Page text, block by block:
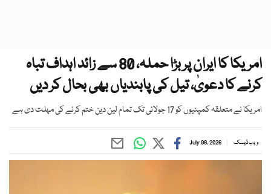
امریکا کا ایران پر بڑا حملہ، 80 سے زائد اہداف تباہ
کرنے کا دعویٰ، تیل کی پابندیاں بھی بحال کر دیں
امریکا نے متعلقہ کمپنیوں کو 17 جولائی تک تمام لین دین ختم کرنے کی مہلت دی ہے
ویب ڈیسک July 08, 2026